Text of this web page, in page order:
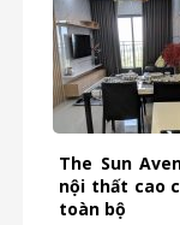
The Sun
nội thất cao
toàn bộ